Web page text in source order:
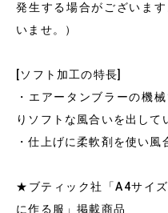
発生する場合がございま
いませ。）
[ソフト加工の特長]
・エアータンブラーの機
りソフトな風合いを出して
・仕上げに柔軟剤を使い
★ブティック社「A4サイ
に作る服」掲載商品